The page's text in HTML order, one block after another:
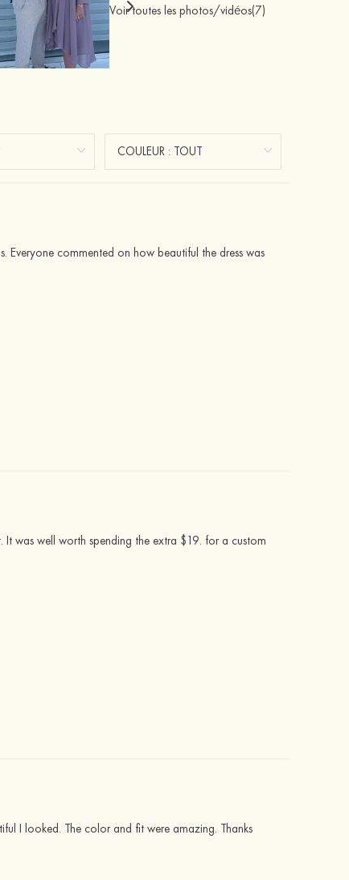
Voir toutes les photos/vidéos(7)
Everyone commented on how beautiful the dress was
It was well worth spending the extra $19. for a custom
I looked. The color and fit were amazing. Thanks